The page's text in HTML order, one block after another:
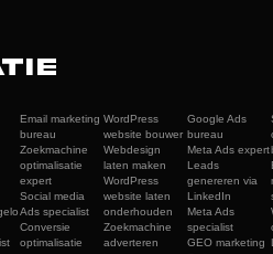
Email marketing
bureau
Zoekmachine
optimalisatie
expert
Social media
Ads specialist
Conversie
optimalisatie
WordPress
website bouwer
Webdesign
laten maken
WordPress
website laten
onderhouden
Zoekmachine
adverteren
Google Ads
bureau
Meta Ads expert
Leads
genereren via
LinkedIn
Meta Ads
specialist
GEO marketing